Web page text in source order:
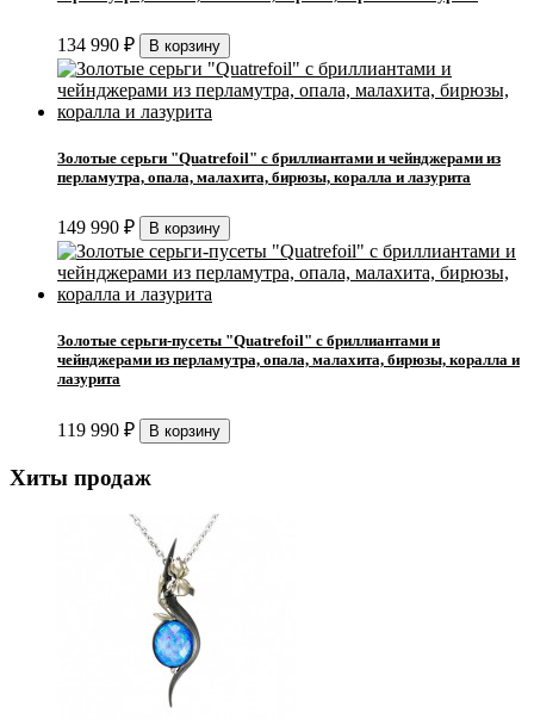
134 990 ₽
Золотые серьги "Quatrefoil" с бриллиантами и чейнджерами из
перламутра, опала, малахита, бирюзы, коралла и лазурита
149 990 ₽
Золотые серьги-пусеты "Quatrefoil" с бриллиантами и
чейнджерами из перламутра, опала, малахита, бирюзы, коралла и
лазурита
119 990 ₽
Хиты продаж